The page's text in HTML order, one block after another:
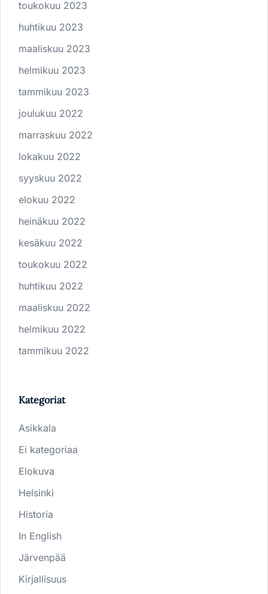
toukokuu 2023
huhtikuu 2023
maaliskuu 2023
helmikuu 2023
tammikuu 2023
joulukuu 2022
marraskuu 2022
lokakuu 2022
syyskuu 2022
elokuu 2022
heinäkuu 2022
kesäkuu 2022
toukokuu 2022
huhtikuu 2022
maaliskuu 2022
helmikuu 2022
tammikuu 2022
Kategoriat
Asikkala
Ei kategoriaa
Elokuva
Helsinki
Historia
In English
Järvenpää
Kirjallisuus